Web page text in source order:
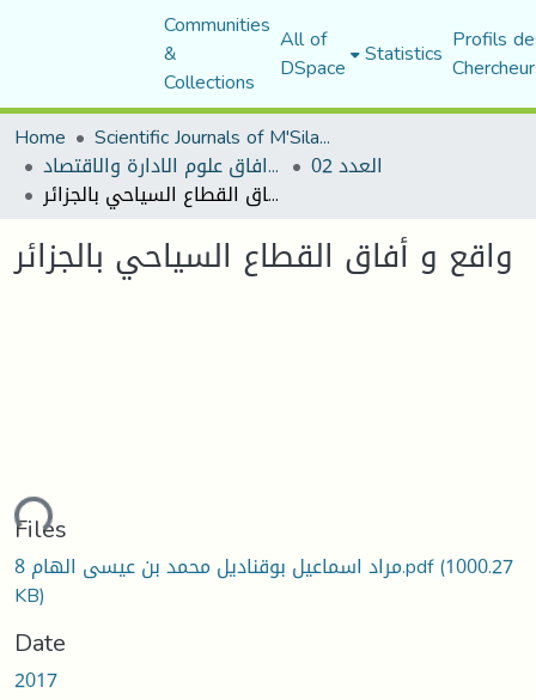
Communities
&
Collections
All of
DSpace Statistics Profils
Home
Scientific Journals of M'Sila University
مجلة افاق علوم الادارة والاقتصاد العدد 02
واقع و أفاق القطاع السياحي بالجزائر
واقع و أفاق القطاع السياحي بالجزائر
Files
8 مراد اسماعيل بوقناديل محمد بن عيسى الهام.pdf(1000.27
KB)
Date
2017